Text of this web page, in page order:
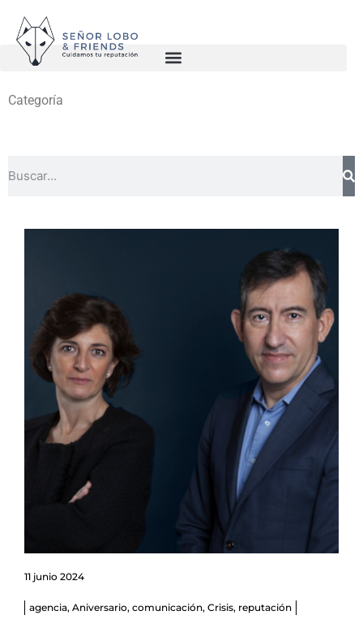
Categoría
11 junio 2024
agencia, Aniversario, comunicación, Crisis, reputación